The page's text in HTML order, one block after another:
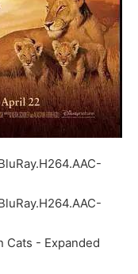
Cats - Expanded